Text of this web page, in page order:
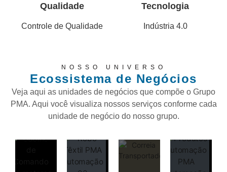
Qualidade
Controle de Qualidade
Tecnologia
Indústria 4.0
NOSSO UNIVERSO
Ecossistema de Negócios
Veja aqui as unidades de negócios que compõe o Grupo
PMA. Aqui você visualiza nossos serviços conforme cada
unidade de negócio do nosso grupo.